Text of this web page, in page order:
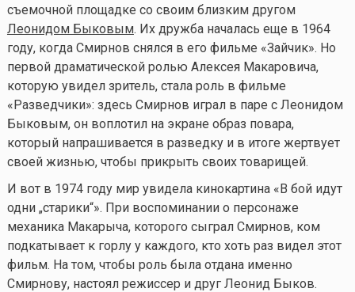
съемочной площадке со своим близким другом
Леонидом Быковым. Их дружба началась еще в 1964
году, когда Смирнов снялся в его фильме «Зайчик». Но
первой драматической ролью Алексея Макаровича,
которую увидел зритель, стала роль в фильме
«Разведчики»: здесь Смирнов играл в паре с Леонидом
Быковым, он воплотил на экране образ повара,
который напрашивается в разведку и в итоге жертвует
своей жизнью, чтобы прикрыть своих товарищей.
И вот в 1974 году мир увидела кинокартина «В бой идут
одни „старики“». При воспоминании о персонаже
механика Макарыча, которого сыграл Смирнов, ком
подкатывает к горлу у каждого, кто хоть раз видел этот
фильм. На том, чтобы роль была отдана именно
Смирнову, настоял режиссер и друг Леонид Быков.